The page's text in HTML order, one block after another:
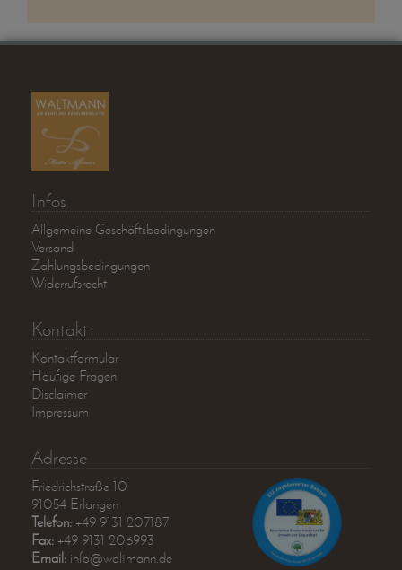
Infos
Allgemeine Geschäftsbedingungen
Versand
Zahlungsbedingungen
Widerrufsrecht
Kontakt
Kontaktformular
Häufige Fragen
Disclaimer
Impressum
Adresse
Friedrichstraße 10
91054 Erlangen
Telefon: +49 9131 207187
Fax: +49 9131 206993
Email: info@waltmann.de